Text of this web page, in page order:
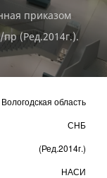
приказом
(Ред.2014г.).
Вологодская область
СНБ
(Ред.2014г.)
НАСИ